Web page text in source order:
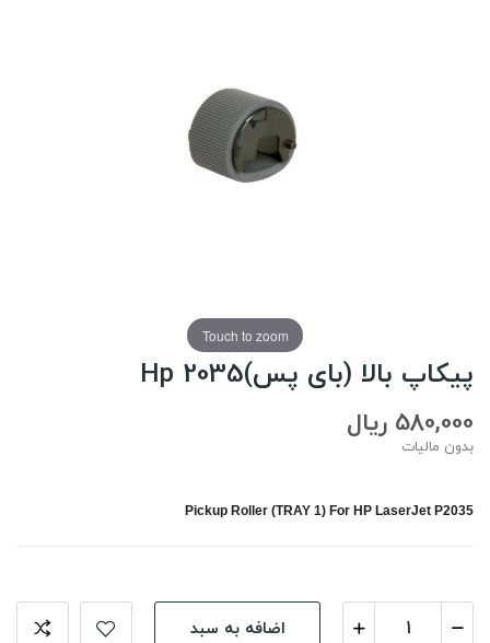
Touch to zoom
پیکاپ بالا (بای پس)Hp 2035
580,000 ریال
بدون مالیات
Pickup Roller (TRAY 1) For HP LaserJet P2035
اضافه به سبد